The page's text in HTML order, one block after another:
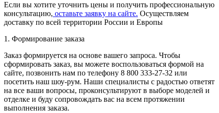
Если вы хотите уточнить цены и получить профессиональную
консультацию, оставьте заявку на сайте. Осуществляем
доставку по всей территории России и Европы
1. Формирование заказа
Заказ формируется на основе вашего запроса. Чтобы
сформировать заказ, вы можете воспользоваться формой на
сайте, позвонить нам по телефону 8 800 333-27-32 или
посетить наш шоу-рум. Наши специалисты с радостью ответят
на все ваши вопросы, проконсультируют в выборе моделей и
отделке и буду сопровождать вас на всем протяжении
выполнения заказа.